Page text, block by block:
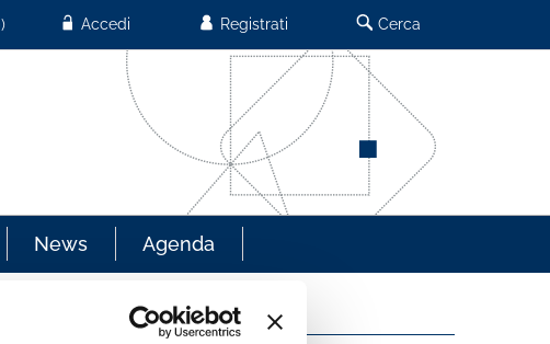
Cerca
Registrati
Accedi
News Agenda